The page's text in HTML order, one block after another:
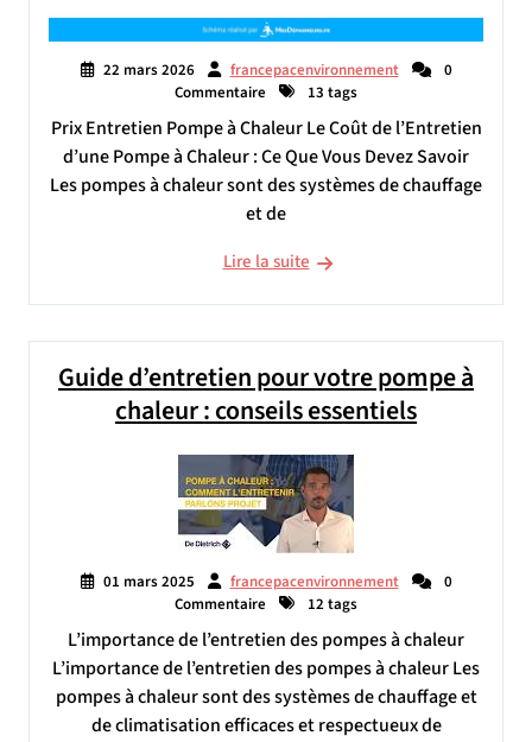
22 mars 2026 francepacenvironnement
0
Commentaire
13 tags
Prix Entretien Pompe à Chaleur Le Coût de l’Entretien
d’une Pompe à Chaleur : Ce Que Vous Devez Savoir
Les pompes à chaleur sont des systèmes de chauffage
et de
Lire la suite
Guide d’entretien pour votre pompe à
chaleur : conseils essentiels
01 mars 2025 francepacenvironnement
0
Commentaire
12 tags
L’importance de l’entretien des pompes à chaleur
L’importance de l’entretien des pompes à chaleur Les
pompes à chaleur sont des systèmes de chauffage et
de climatisation efficaces et respectueux de